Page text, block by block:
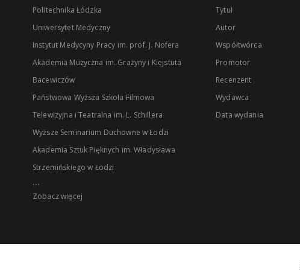
Politechnika Łódzka
Uniwersytet Medyczny
Instytut Medycyny Pracy im. prof. J. Nofera
Akademia Muzyczna im. Grażyny i Kiejstuta
Bacewiczów
Państwowa Wyższa Szkoła Filmowa
Telewizyjna i Teatralna im. L. Schillera
Wyższe Seminarium Duchowne w Łodzi
Akademia Sztuk Pięknych im. Władysława
Strzemińskiego w Łodzi
...
Zobacz więcej
Tytuł
Autor
Współtwórca
Promotor
Recenzent
Wydawca
Data wydania